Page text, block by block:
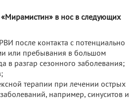
«Мирамистин» в нос в следующих
после контакта с потенциально
или пребывания в большом
в разгар сезонного заболевания;
терапии при лечении острых
например, синуситов и